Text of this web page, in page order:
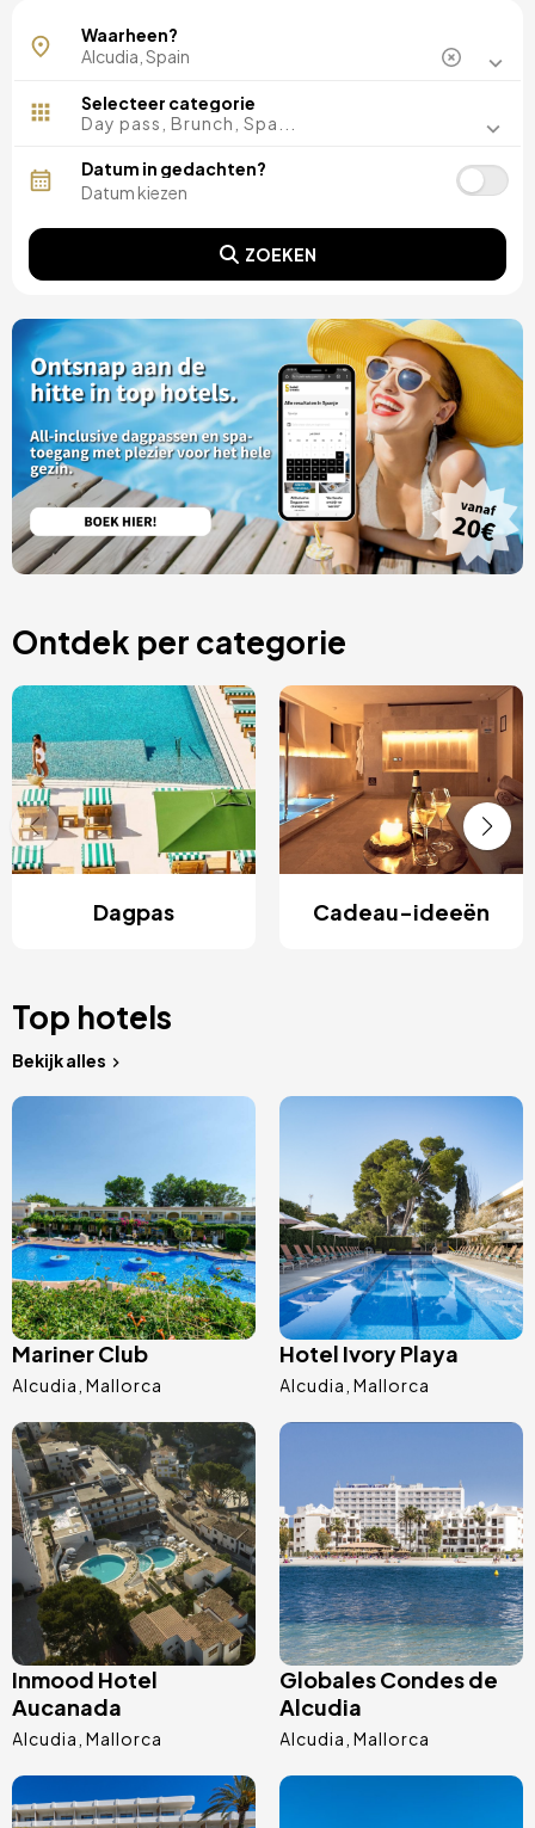
Waarheen?
Selecteer categorie
Day pass, Brunch, Spa...
Datum in gedachten?
ZOEKEN
Ontdek per categorie
Dagpas Cadeau-ideeën
Top hotels
Bekijk alles
Mariner Club
Alcudia Mallorca
Afbeelding
Hotel Ivory Playa
Alcudia Mallorca
Afbeelding
Inmood Hotel
Aucanada
Alcudia Mallorca
Globales Condes de
Alcudia
Alcudia Mallorca
Afbeelding